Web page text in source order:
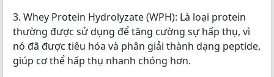
3. Whey Protein Hydrolyzate (WPH): Là loại protein
thường được sử dụng để tăng cường sự hấp thụ, vì
nó đã được tiêu hóa và phân giải thành dạng peptide,
giúp cơ thể hấp thụ nhanh chóng hơn.